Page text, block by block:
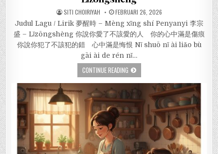
SITI CHOIRIYAH FEBRUARI 26, 2026
Judul Lagu / Lirik 夢醒時 – Mèng xǐng shí Penyanyi 李宗
盛 – Lǐzōngshèng 你說你愛了不該愛的人 你的心中滿是傷痕
你說你犯了不該犯的錯 心中滿是悔恨 Nǐ shuō nǐ ài liǎo bù
gāi ài de rén nǐ…
CONTINUE READING